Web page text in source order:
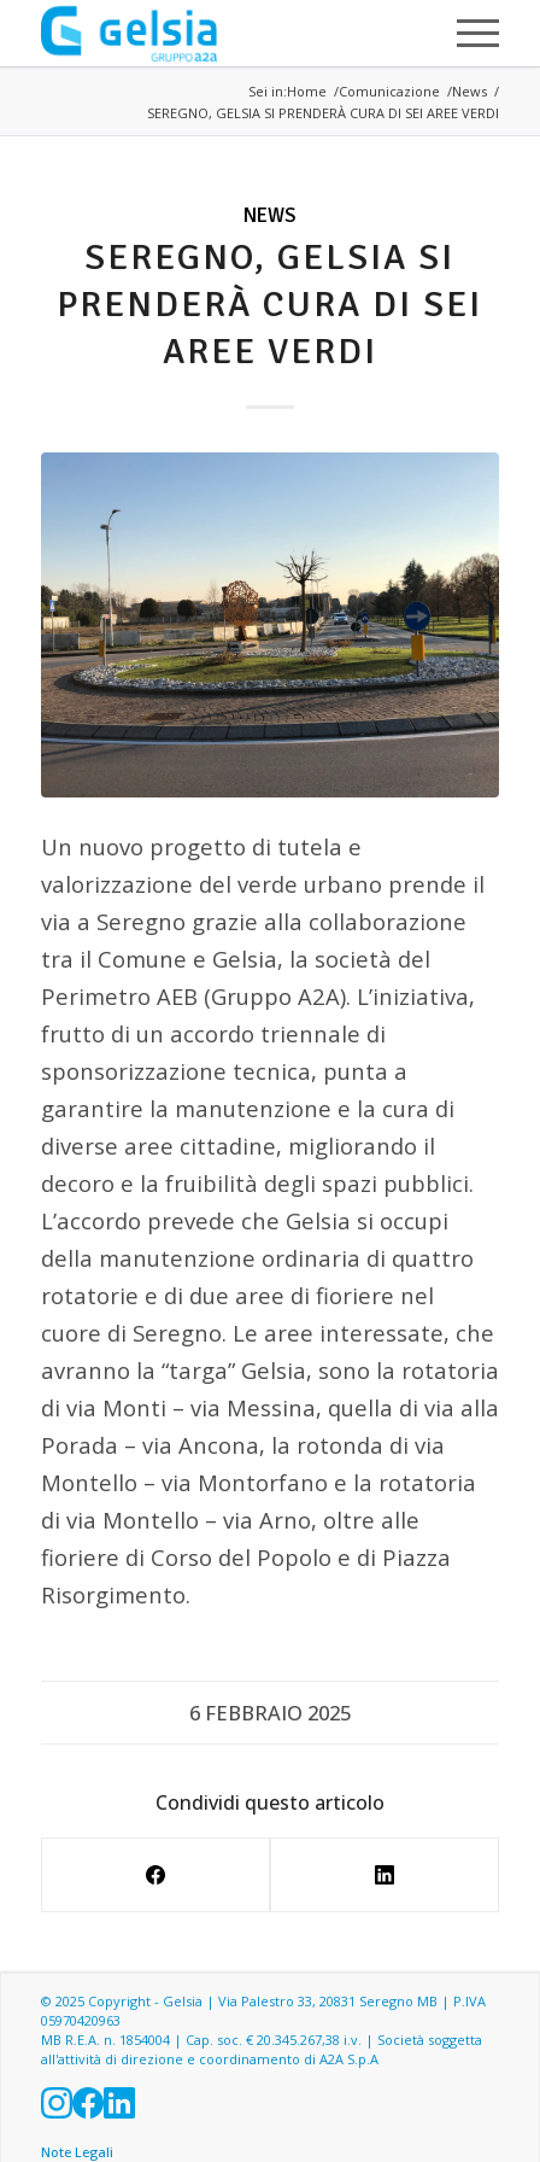
Salta al contenuto principale
Sei in:Home Comunicazione
News
SEREGNO, GELSIA SI PRENDERÀ CURA DI SEI AREE VERDI
NEWS
SEREGNO, GELSIA SI
PRENDERÀ CURA DI SEI
AREE VERDI
Immagine
Un nuovo progetto di tutela e
valorizzazione del verde urbano prende il
via a Seregno grazie alla collaborazione
tra il Comune e Gelsia, la società del
Perimetro AEB (Gruppo A2A). L’iniziativa,
frutto di un accordo triennale di
sponsorizzazione tecnica, punta a
garantire la manutenzione e la cura di
diverse aree cittadine, migliorando il
decoro e la fruibilità degli spazi pubblici.
L’accordo prevede che Gelsia si occupi
della manutenzione ordinaria di quattro
rotatorie e di due aree di fioriere nel
cuore di Seregno. Le aree interessate, che
avranno la “targa” Gelsia, sono la rotatoria
di via Monti – via Messina, quella di via alla
Porada – via Ancona, la rotonda di via
Montello – via Montorfano e la rotatoria
di via Montello – via Arno, oltre alle
fioriere di Corso del Popolo e di Piazza
Risorgimento.
6 FEBBRAIO 2025
Condividi questo articolo
© 2025 Copyright - Gelsia | Via Palestro 33, 20831 Seregno MB | P.IVA
05970420963
MB R.E.A. n. 1854004 | Cap. soc. € 20.345.267,38 i.v. | Società soggetta
all'attività di direzione e coordinamento di A2A S.p.A
Menu footer
Note Legali